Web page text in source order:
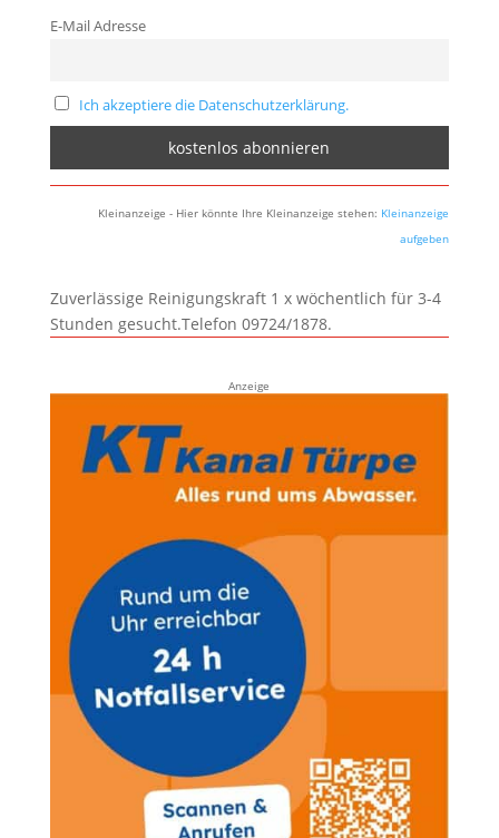
E-Mail Adresse
Ich akzeptiere die Datenschutzerklärung.
Kleinanzeige - Hier könnte Ihre Kleinanzeige stehen: Kleinanzeige
aufgeben
Zuverlässige Reinigungskraft 1 x wöchentlich für 3-4
Stunden gesucht.Telefon 09724/1878.
Anzeige